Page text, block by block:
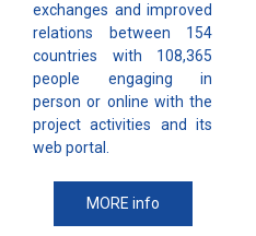
exchanges and improved
relations between 154
countries with 108,365
people engaging in
person or online with the
project activities and its
web portal.
MORE info